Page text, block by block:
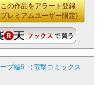
この作品をアラート登録
レミアムユーザー限定)
プ編5 （電撃コミックス